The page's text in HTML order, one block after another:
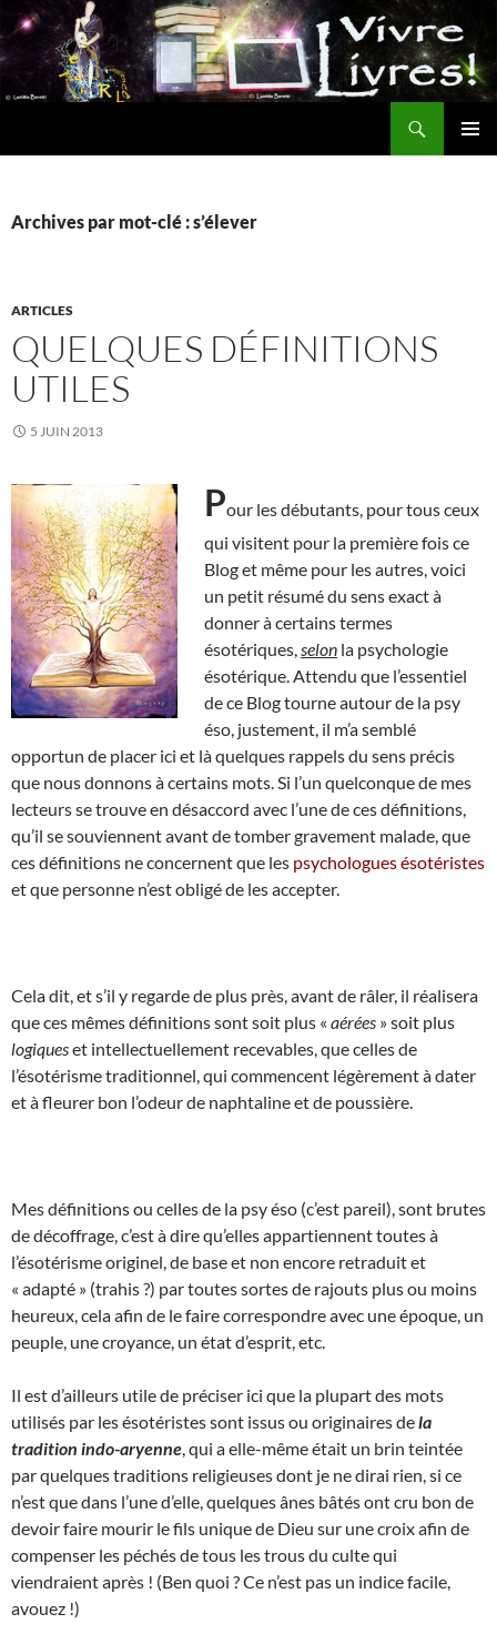
Aller
au
contenu
Archives par mot-clé : s’élever
ARTICLES
QUELQUES DÉFINITIONS
UTILES
5 JUIN 2013
Pour les débutants, pour tous ceux
qui visitent pour la première fois ce
Blog et même pour les autres, voici
un petit résumé du sens exact à
donner à certains termes
ésotériques, selon la psychologie
ésotérique. Attendu que l’essentiel
de ce Blog tourne autour de la psy
éso, justement, il m’a semblé
opportun de placer ici et là quelques rappels du sens précis
que nous donnons à certains mots. Si l’un quelconque de mes
lecteurs se trouve en désaccord avec l’une de ces définitions,
qu’il se souviennent avant de tomber gravement malade, que
ces définitions ne concernent que les psychologues ésotéristes
et que personne n’est obligé de les accepter.
Cela dit, et s’il y regarde de plus près, avant de râler, il réalisera
que ces mêmes définitions sont soit plus « aérées » soit plus
logiqueset intellectuellement recevables, que celles de
l’ésotérisme traditionnel, qui commencent légèrement à dater
et à fleurer bon l’odeur de naphtaline et de poussière.
Mes définitions ou celles de la psy éso (c’est pareil), sont brutes
de décoffrage, c’est à dire qu’elles appartiennent toutes à
l’ésotérisme originel, de base et non encore retraduit et
« adapté » (trahis ?) par toutes sortes de rajouts plus ou moins
heureux, cela afin de le faire correspondre avec une époque, un
peuple, une croyance, un état d’esprit, etc.
Il est d’ailleurs utile de préciser ici que la plupart des mots
utilisés par les ésotéristes sont issus ou originaires dela
tradition indo-aryenne , qui a elle-même était un brin teintée
par quelques traditions religieuses dont je ne dirai rien, si ce
n’est que dans l’une d’elle, quelques ânes bâtés ont cru bon de
devoir faire mourir le fils unique de Dieu sur une croix afin de
compenser les péchés de tous les trous du culte qui
viendraient après ! (Ben quoi ? Ce n’est pas un indice facile,
avouez !)